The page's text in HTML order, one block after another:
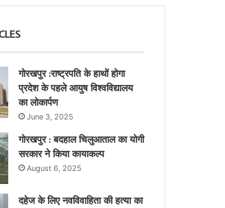
गोरखपुर :राष्ट्रपति के हाथों होगा
प्रदेश के पहले आयुष विश्वविद्यालय
का लोकार्पण
June 3, 2025
गोरखपुर : बदहाल चिलुआताल का योगी
सरकार ने किया कायाकल्प
August 6, 2025
दहेज के लिए नवविवाहिता की हत्या का